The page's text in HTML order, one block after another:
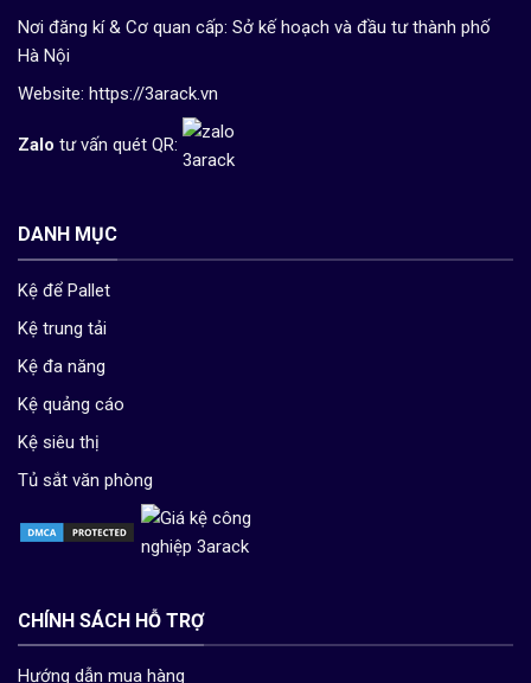
Nơi đăng kí & Cơ quan cấp: Sở kế hoạch và đầu tư thành phố
Hà Nội
Website: https://3arack.vn
Zalo tư vấn quét QR:
DANH MỤC
Kệ để Pallet
Kệ trung tải
Kệ đa năng
Kệ quảng cáo
Kệ siêu thị
Tủ sắt văn phòng
CHÍNH SÁCH HỖ TRỢ
Hướng dẫn mua hàng